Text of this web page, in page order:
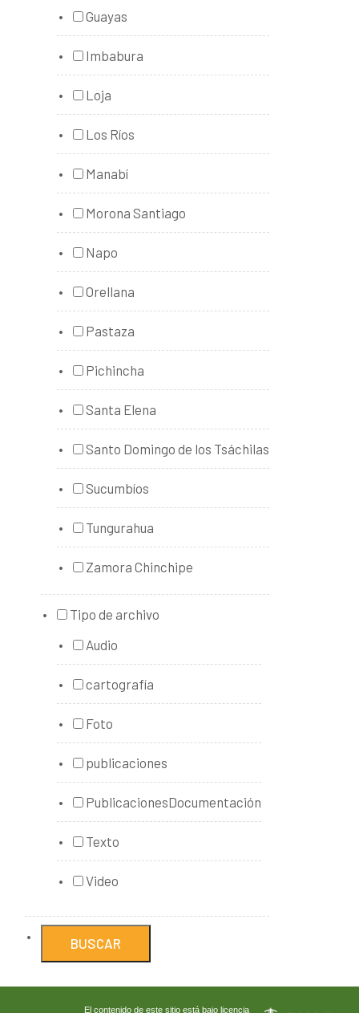
Guayas
Imbabura
Loja
Los Ríos
Manabí
Morona Santiago
Napo
Orellana
Pastaza
Pichincha
Santa Elena
Santo Domingo de los Tsáchilas
Sucumbíos
Tungurahua
Zamora Chinchipe
Tipo de archivo
Audio
cartografía
Foto
publicaciones
PublicacionesDocumentación
Texto
Video
El contenido de este sitio está bajo licencia